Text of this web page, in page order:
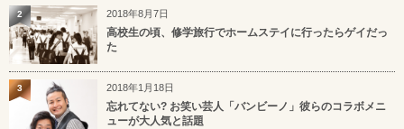
2018年8月7日
高校生の頃、修学旅行でホームステイに行ったらゲイだっ
た
2
2018年1月18日
忘れてない? お笑い芸人「バンビーノ」彼らのコラボメニ
ューが大人気と話題
3